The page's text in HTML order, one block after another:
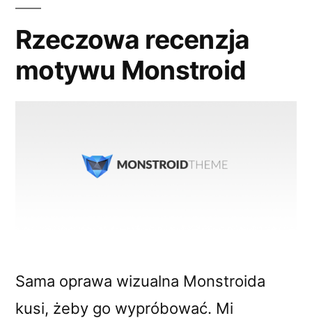
Rzeczowa recenzja
motywu Monstroid
Sama oprawa wizualna Monstroida
kusi, żeby go wypróbować. Mi